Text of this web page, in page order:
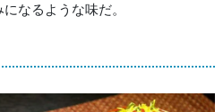
なるような味だ。